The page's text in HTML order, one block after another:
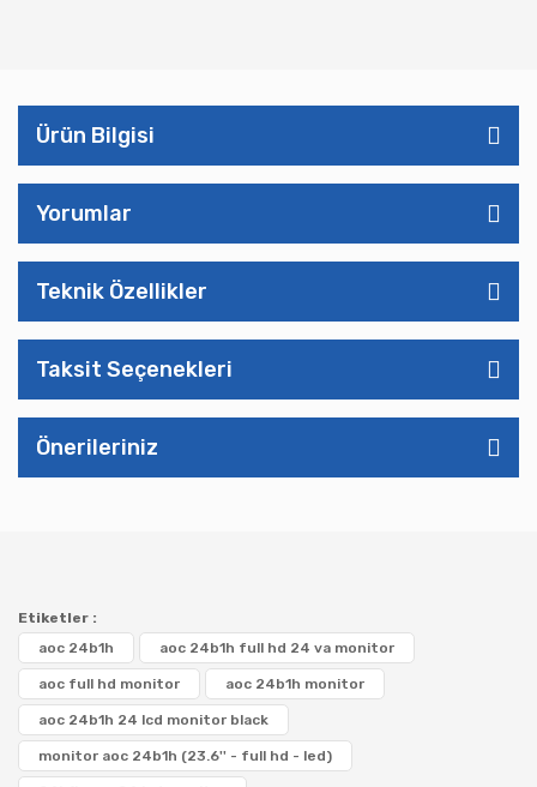
Ürün Bilgisi
Yorumlar
Teknik Özellikler
Taksit Seçenekleri
Önerileriniz
Etiketler :
aoc 24b1h
aoc 24b1h full hd 24 va monitor
aoc full hd monitor aoc 24b1h monitor
aoc 24b1h 24 lcd monitor black
monitor aoc 24b1h (23.6'' - full hd - led)